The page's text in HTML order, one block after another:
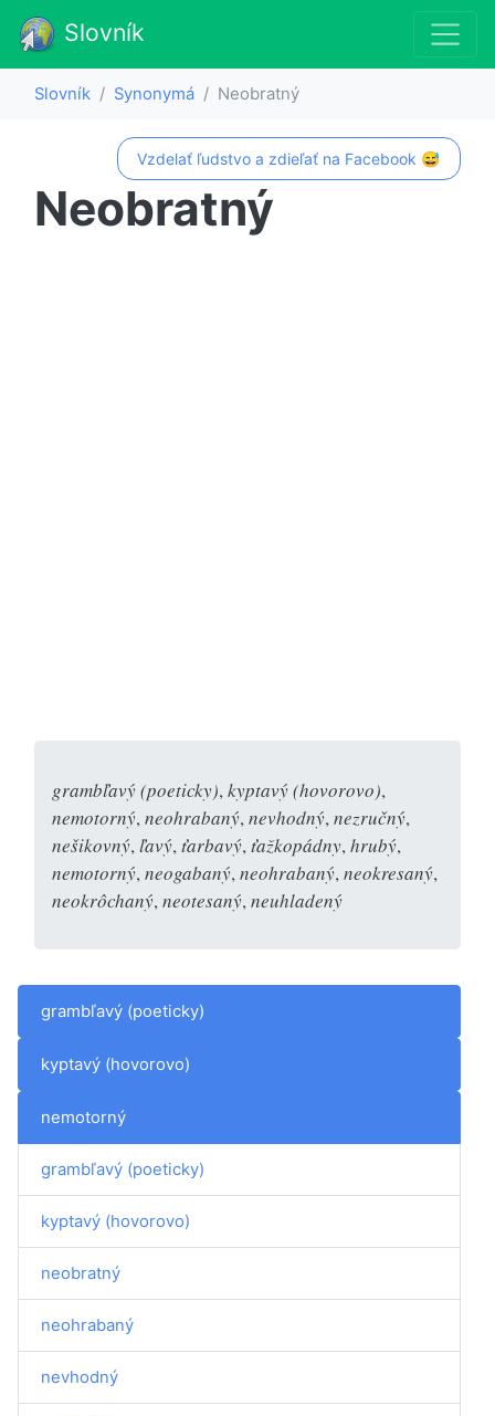
Slovník
Slovník Synonymá Neobratný
Vzdelať ľudstvo a zdieľať na Facebook 😅
Neobratný
grambľavý (poeticky), kyptavý (hovorovo),
nemotorný, neohrabaný, nevhodný, nezručný,
nešikovný, ľavý, ťarbavý, ťažkopádny, hrubý,
nemotorný, neogabaný, neohrabaný, neokresaný,
neokrôchaný, neotesaný, neuhladený
grambľavý (poeticky)
kyptavý (hovorovo)
nemotorný
grambľavý (poeticky)
kyptavý (hovorovo)
neobratný
neohrabaný
nevhodný